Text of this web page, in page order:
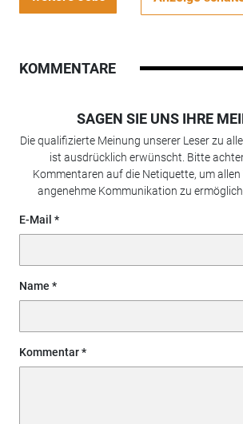
KOMMENTARE
SAGEN SIE UNS IHRE
Die qualifizierte Meinung unserer Leser zu
ist ausdrücklich erwünscht. Bitte
Kommentaren auf die Netiquette, um allen
angenehme Kommunikation zu
E-Mail
Name
Kommentar